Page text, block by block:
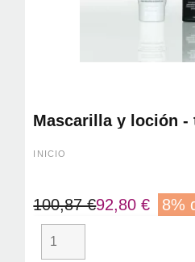
Mascarilla y loción -
INICIO
100,87 €92,80 € 8%